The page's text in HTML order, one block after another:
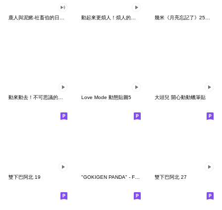
幾米《月亮忘記了》25周年 x 晴天P莉
Love Mode 動態貼圖5 大頭兒 開心動動蠟筆貼
雙下巴阿北 19 "GOKIGEN PANDA" - Feeling / global 雙下巴阿北 27